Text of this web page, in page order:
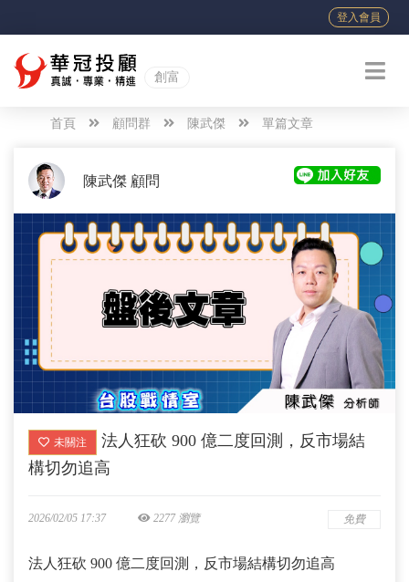
登入會員
創富
首頁 顧問群 陳武傑 單篇文章
陳武傑 顧問
未關注
法人狂砍 900 億二度回測，反市場結
構切勿追高
2026/02/05 17:37 2277 瀏覽 免費
法人狂砍 900 億二度回測，反市場結構切勿追高